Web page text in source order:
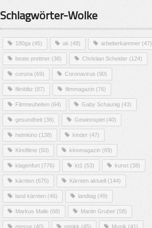
Schlagwörter-Wolke
180ga (45) ak (48) arbeiterkammer (47)
beate prettner (38) Christian Scheider (124)
corona (69) Coronavirus (90)
filmblitz (87) filmmagazin (76)
Filmneuheiten (64) Gaby Schaunig (43)
gesundheit (36) Gewinnspiel (40)
heimkino (138) kinder (47)
Kinofilme (50) kinomagazin (69)
klagenfurt (776) kt1 (53) kunst (38)
kärnten (675) Kärnten aktuell (144)
land kärnten (46) landtag (49)
Markus Malle (68) Martin Gruber (58)
messe (40) mmkk (45) Musik (41)